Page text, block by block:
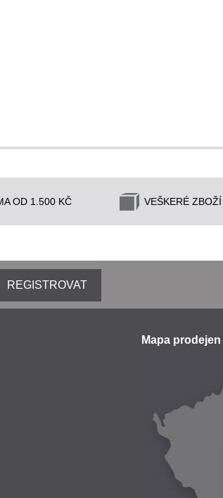
OD 1.500 KČ VEŠKERÉ
REGISTROVAT
Mapa